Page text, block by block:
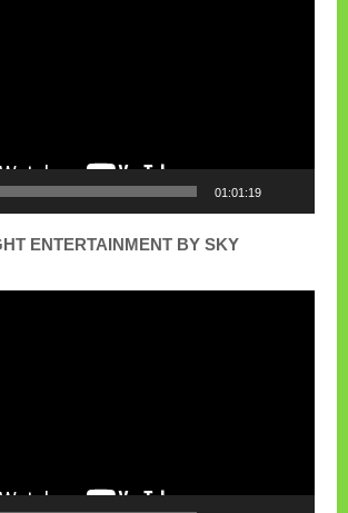
01:01:19
ENTERTAINMENT BY SKY